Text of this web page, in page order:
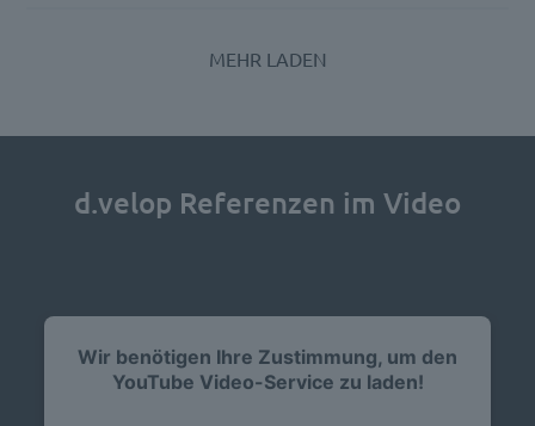
MEHR LADEN
d.velop Referenzen im Video
Wir benötigen Ihre Zustimmung, um den
YouTube Video-Service zu laden!